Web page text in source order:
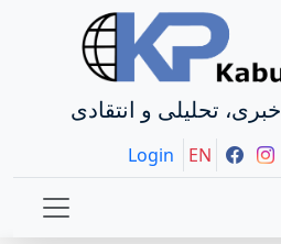
خبری، تحلیلی و انتقادی
Login
EN